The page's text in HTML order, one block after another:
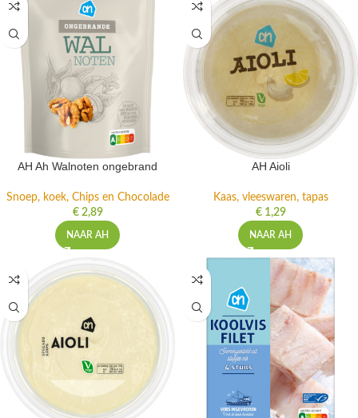
AH Ah Walnoten ongebrand
Snoep, koek, Chips en Chocolade
€2,89
NAAR AH
AH Aioli
Kaas, vleeswaren, tapas
€1,29
NAAR AH